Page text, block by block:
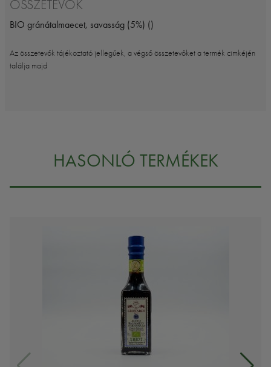
ÖSSZETEVŐK
BIO gránátalmaecet, savasság (5%) ()
Az összetevők tájékoztató jellegűek, a végső összetevőket a termék cimkéjén
találja majd
HASONLÓ TERMÉKEK